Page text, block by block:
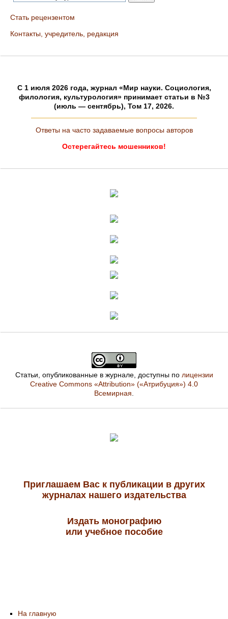
Стать рецензентом
Контакты, учредитель, редакция
C 1 июля 2026 года, журнал «Мир науки. Социология,
филология, культурология» принимает статьи в №3
(июль — сентябрь), Том 17, 2026.
Ответы на часто задаваемые вопросы авторов
Остерегайтесь мошенников!
Статьи, опубликованные в журнале, доступны по лицензии
Creative Commons «Attribution» («Атрибуция») 4.0
Всемирная.
Приглашаем Вас к публикации в других
журналах нашего издательства
Издать монографию
или учебное пособие
На главную